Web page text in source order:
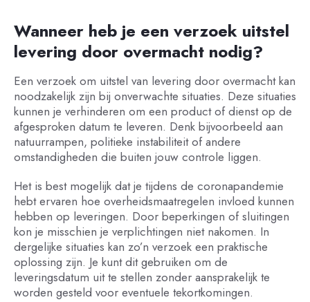
Wanneer heb je een verzoek uitstel
levering door overmacht nodig?
Een verzoek om uitstel van levering door overmacht kan
noodzakelijk zijn bij onverwachte situaties. Deze situaties
kunnen je verhinderen om een product of dienst op de
afgesproken datum te leveren. Denk bijvoorbeeld aan
natuurrampen, politieke instabiliteit of andere
omstandigheden die buiten jouw controle liggen.
Het is best mogelijk dat je tijdens de coronapandemie
hebt ervaren hoe overheidsmaatregelen invloed kunnen
hebben op leveringen. Door beperkingen of sluitingen
kon je misschien je verplichtingen niet nakomen. In
dergelijke situaties kan zo’n verzoek een praktische
oplossing zijn. Je kunt dit gebruiken om de
leveringsdatum uit te stellen zonder aansprakelijk te
worden gesteld voor eventuele tekortkomingen.